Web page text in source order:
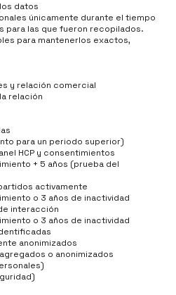
datos
únicamente durante el tiempo
para las que fueron recopilados.
para mantenerlos exactos,
y relación comercial
relación
para un periodo superior)
HCP y consentimientos
+ 5 años (prueba del
activamente
o 3 años de inactividad
interacción
o 3 años de inactividad
anonimizados
o anonimizados